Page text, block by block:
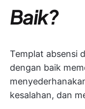
Baik?
Templat absensi
dengan baik
kesalahan, dan